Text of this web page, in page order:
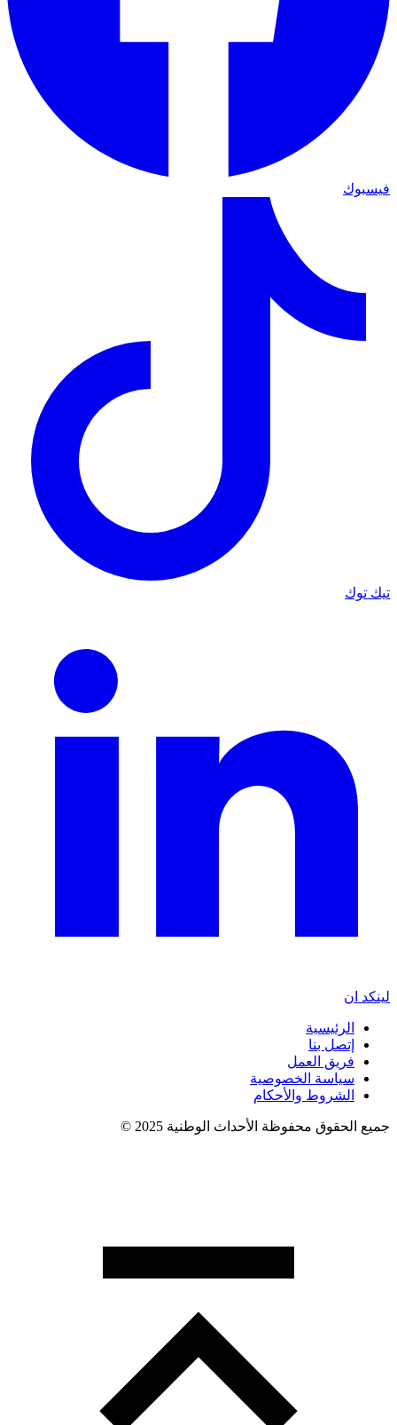
فيسبوك
تيك توك
لينكد ان
الرئيسية
إتصل بنا
فريق العمل
سياسة الخصوصية
الشروط والأحكام
جميع الحقوق محفوظة الأحداث الوطنية 2025 ©